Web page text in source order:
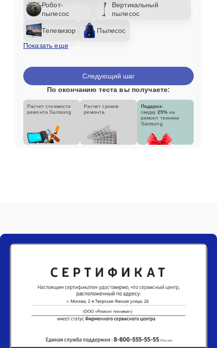
Робот-
пылесос
Вертикальный
пылесос
Телевизор
Пылесос
Показать еще
Следующий шаг
По окончанию теста вы получаете:
Расчет стоимости
ремонта Samsung
Расчет сроков
ремонта
Подарок:
скидку 25% на
ремонт техники
Samsung